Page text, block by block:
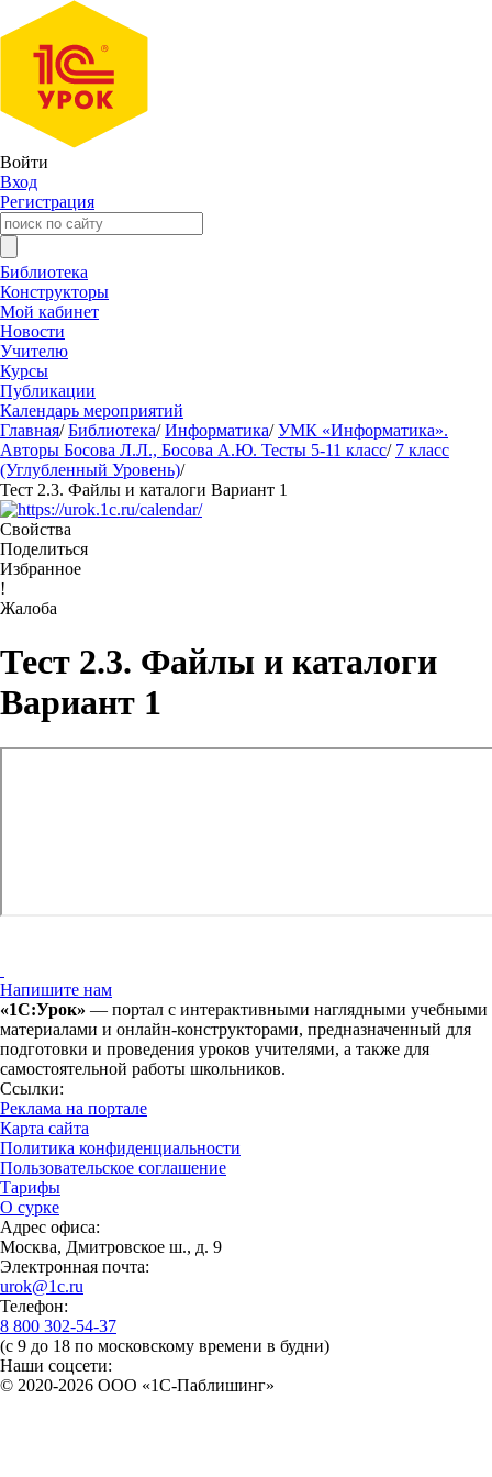
Войти
Вход
Регистрация
Библиотека
Конструкторы
Мой кабинет
Новости
Учителю
Курсы
Публикации
Календарь мероприятий
Главная/ Библиотека/ Информатика/ УМК «Информатика».
Авторы Босова Л.Л., Босова А.Ю. Тесты 5-11 класс/ 7 класс
(Углубленный Уровень)/
Тест 2.3. Файлы и каталоги Вариант 1
Свойства
Поделиться
Избранное
!
Жалоба
Тест 2.3. Файлы и каталоги
Вариант 1
Напишите нам
«1С:Урок» — портал с интерактивными наглядными учебными
материалами и онлайн-конструкторами, предназначенный для
подготовки и проведения уроков учителями, а также для
самостоятельной работы школьников.
Ссылки:
Реклама на портале
Карта сайта
Политика конфиденциальности
Пользовательское соглашение
Тарифы
О сурке
Адрес офиса:
Москва, Дмитровское ш., д. 9
Электронная почта:
urok@1c.ru
Телефон:
8 800 302-54-37
(с 9 до 18 по московскому времени в будни)
Наши соцсети:
© 2020-2026 OOO «1С-Паблишинг»